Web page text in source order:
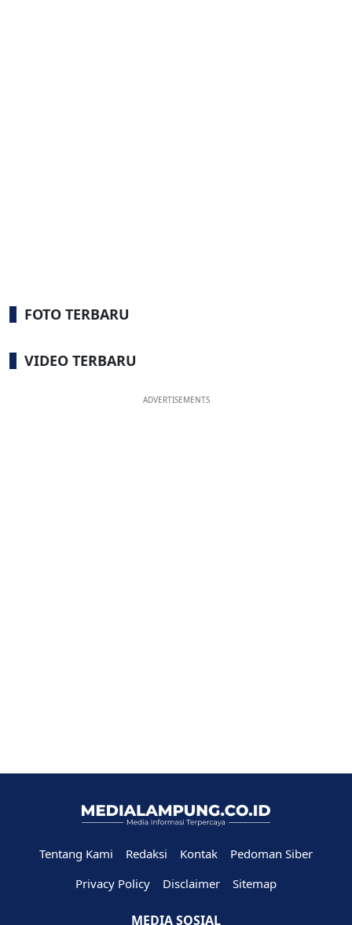
FOTO TERBARU
VIDEO TERBARU
ADVERTISEMENTS
Tentang Kami Redaksi Kontak
Pedoman Siber
Privacy Policy
Disclaimer Sitemap
MEDIA SOSIAL